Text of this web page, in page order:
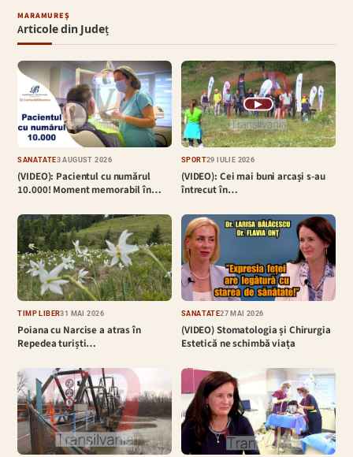
MARAMUREȘ
Articole din Județ
SĂNĂTATE3 AUGUST 2026
(VIDEO): Pacientul cu numărul
10.000! Moment memorabil în…
▶
SPORT29 IULIE 2026
(VIDEO): Cei mai buni arcași s-au
întrecut în…
TIMP LIBER31 MAI 2026
Poiana cu Narcise a atras în
Repedea turiști…
SĂNĂTATE27 MAI 2026
(VIDEO) Stomatologia și Chirurgia
Estetică ne schimbă viața